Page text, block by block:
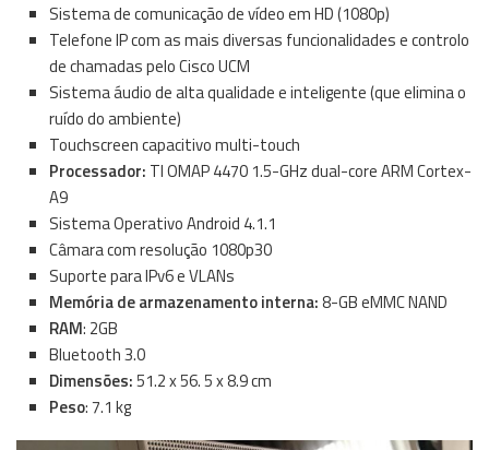
Sistema de comunicação de vídeo em HD (1080p)
Telefone IP com as mais diversas funcionalidades e controlo
de chamadas pelo Cisco UCM
Sistema áudio de alta qualidade e inteligente (que elimina o
ruído do ambiente)
Touchscreen capacitivo multi-touch
Processador: TI OMAP 4470 1.5-GHz dual-core ARM Cortex-
A9
Sistema Operativo Android 4.1.1
Câmara com resolução 1080p30
Suporte para IPv6 e VLANs
Memória de armazenamento interna:8-GB eMMC NAND
RAM: 2GB
Bluetooth 3.0
Dimensões:51.2 x 56. 5 x 8.9 cm
Peso: 7.1 kg